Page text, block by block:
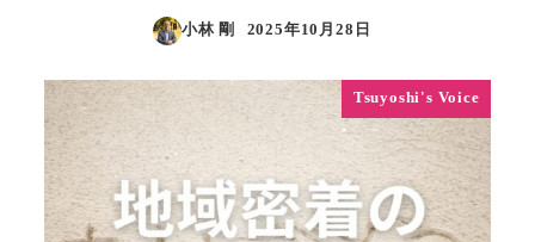
小林 剛
投稿日
2025年10月28日
Tsuyoshi's Voice